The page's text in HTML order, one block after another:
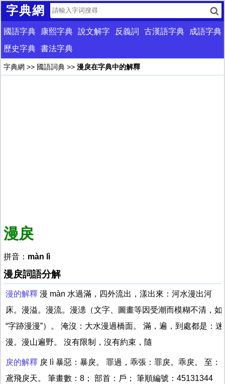
字典網
國語字典 康熙字典 說文解字 反義詞 古漢語字典
成語字典
歷史字典 書法字典
字典網 >> 國語詞典 >> 漫戾在字典中的解釋
漫戾
拼音： màn lì
漫戾詞語分解
漫的解釋 漫 màn 水過滿，四外流出，漾出來：河水漫出河
床。漫溢。漫流。漫漶（文字、圖畫等因受潮而模糊不清，如
“字跡漫漫”）。 淹沒：大水漫過橋面。 滿，遍，到處都是：迷
漫。漫山遍野。 沒有限制，沒有約束，隨
戾的解釋 戾 lì 暴惡：暴戾。 罪過，乖張：罪戾。乖戾。 至：
鳶飛戾天。 筆畫數：8； 部首：戶； 筆順編號：45131344